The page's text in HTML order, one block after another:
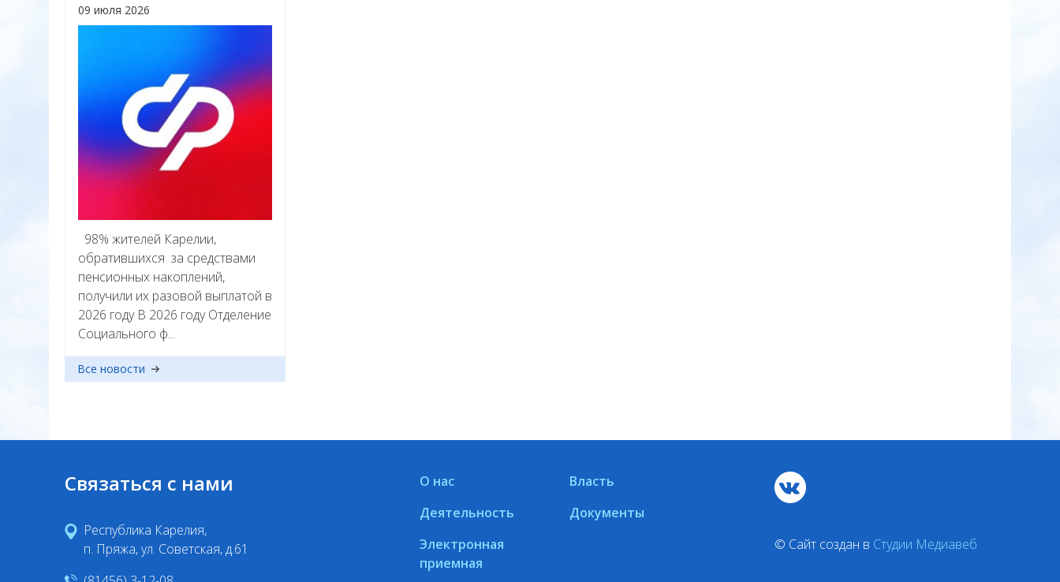
09 июля 2026
98% жителей Карелии,
обратившихся за средствами
пенсионных накоплений,
получили их разовой выплатой в
2026 году В 2026 году Отделение
Социального ф...
Все новости
Связаться с нами
Республика Карелия,
п. Пряжа, ул. Советская, д.61
О нас
Власть
Деятельность
Документы
Электронная
приемная
© Сайт создан в Студии Медиавеб